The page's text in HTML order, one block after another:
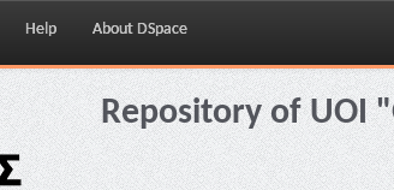
Help About DSpace
Repository of UOI